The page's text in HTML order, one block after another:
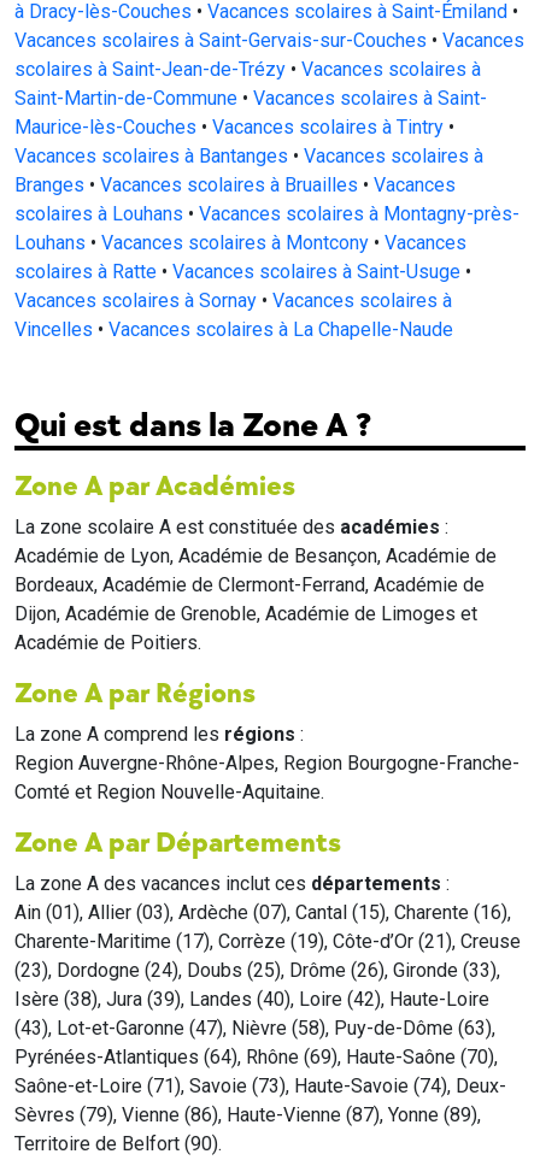
à Dracy-lès-Couches • Vacances scolaires à Saint-Émiland •
Vacances scolaires à Saint-Gervais-sur-Couches • Vacances
scolaires à Saint-Jean-de-Trézy • Vacances scolaires à
Saint-Martin-de-Commune • Vacances scolaires à Saint-
Maurice-lès-Couches • Vacances scolaires à Tintry •
Vacances scolaires à Bantanges • Vacances scolaires à
Branges • Vacances scolaires à Bruailles • Vacances
scolaires à Louhans • Vacances scolaires à Montagny-près-
Louhans • Vacances scolaires à Montcony • Vacances
scolaires à Ratte • Vacances scolaires à Saint-Usuge •
Vacances scolaires à Sornay • Vacances scolaires à
Vincelles • Vacances scolaires à La Chapelle-Naude
Qui est dans la Zone A ?
Zone A par Académies
La zone scolaire A est constituée des académies :
Académie de Lyon, Académie de Besançon, Académie de
Bordeaux, Académie de Clermont-Ferrand, Académie de
Dijon, Académie de Grenoble, Académie de Limoges et
Académie de Poitiers.
Zone A par Régions
La zone A comprend les régions :
Region Auvergne-Rhône-Alpes, Region Bourgogne-Franche-
Comté et Region Nouvelle-Aquitaine.
Zone A par Départements
La zone A des vacances inclut ces départements :
Ain (01), Allier (03), Ardèche (07), Cantal (15), Charente (16),
Charente-Maritime (17), Corrèze (19), Côte-d’Or (21), Creuse
(23), Dordogne (24), Doubs (25), Drôme (26), Gironde (33),
Isère (38), Jura (39), Landes (40), Loire (42), Haute-Loire
(43), Lot-et-Garonne (47), Nièvre (58), Puy-de-Dôme (63),
Pyrénées-Atlantiques (64), Rhône (69), Haute-Saône (70),
Saône-et-Loire (71), Savoie (73), Haute-Savoie (74), Deux-
Sèvres (79), Vienne (86), Haute-Vienne (87), Yonne (89),
Territoire de Belfort (90).